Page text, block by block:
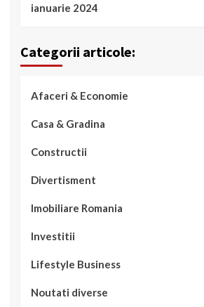
ianuarie 2024
Categorii articole:
Afaceri & Economie
Casa & Gradina
Constructii
Divertisment
Imobiliare Romania
Investitii
Lifestyle Business
Noutati diverse